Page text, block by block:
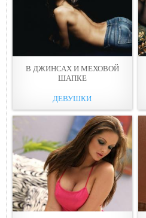
В ДЖИНСАХ И МЕХОВОЙ
ШАПКЕ
ДЕВУШКИ